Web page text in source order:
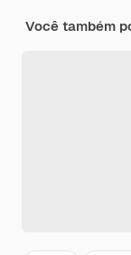
Você também